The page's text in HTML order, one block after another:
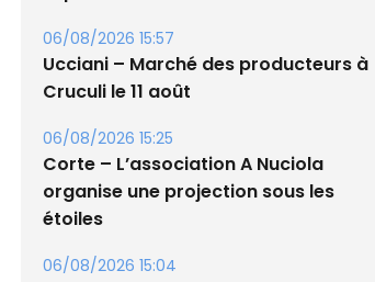
Cruculi le 11 août
06/08/2026 15:25
organise une projection sous les
étoiles
06/08/2026 15:04
stade de San Benedetto